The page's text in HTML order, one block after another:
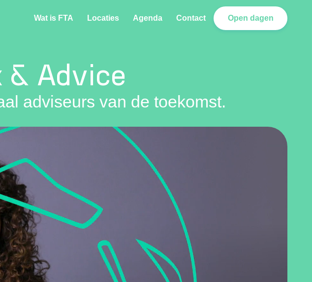
Wat is FTA Locaties Agenda Contact Open dagen
& Advice
adviseurs van de toekomst.